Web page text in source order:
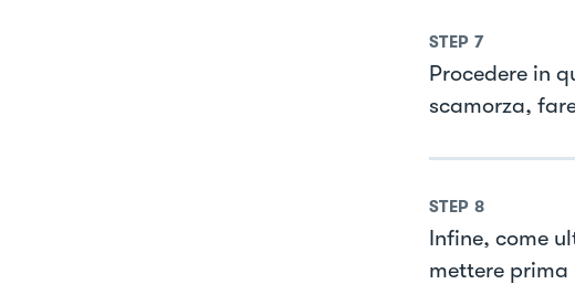
STEP 7
Procedere in
scamorza,
STEP 8
Infine, come
mettere